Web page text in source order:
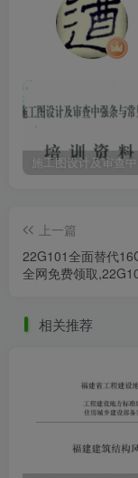
上一篇
22G101全面替代
全网免费领取
相关推荐